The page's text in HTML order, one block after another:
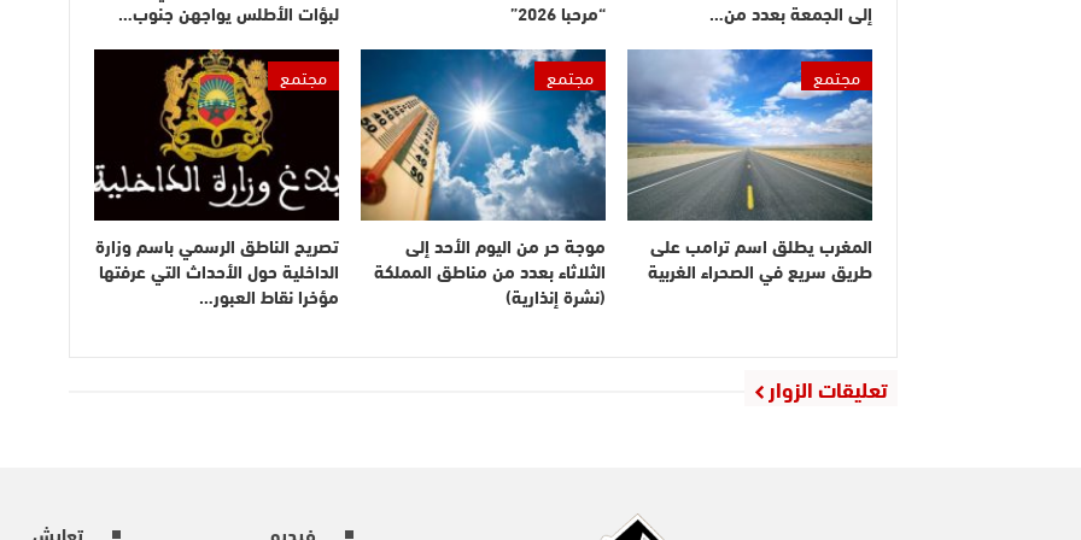
إلى الجمعة بعدد من… “مرحبا 2026”
لبؤات الأطلس يواجهن جنوب…
مجتمع
المغرب يطلق اسم ترامب على
طريق سريع في الصحراء الغربية
مجتمع
موجة حر من اليوم الأحد إلى
الثلاثاء بعدد من مناطق المملكة
(نشرة إنذارية)
مجتمع
تصريح الناطق الرسمي باسم وزارة
الداخلية حول الأحداث التي عرفتها
مؤخرا نقاط العبور…
تعليقات الزوار